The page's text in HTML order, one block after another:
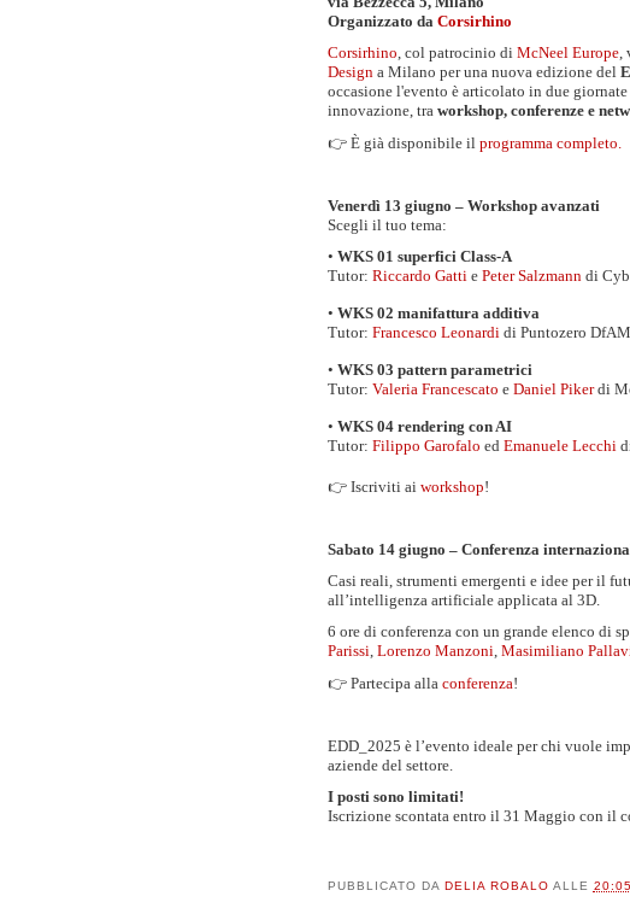
Organizzato da Corsirhino
Corsirhino , col patrocinio di McNeel Europe
Design a Milano per una nuova edizione del
occasione l'evento è articolato in due
innovazione, tra workshop, conferenze e
👉 È già disponibile il programma completo.
Venerdì 13 giugno – Workshop avanzati
Scegli il tuo tema:
• WKS 01 superfici Class-A
Tutor: Riccardo Gatti e Peter Salzmann di
• WKS 02 manifattura additiva
Tutor: Francesco Leonardi di Puntozero DfAM
• WKS 03 pattern parametrici
Tutor: Valeria Francescato e Daniel Pikerdi
• WKS 04 rendering con AI
Tutor: Filippo Garofalo ed Emanuele Lecchi
👉 Iscriviti ai workshop!
Sabato 14 giugno – Conferenza
Casi reali, strumenti emergenti e idee per il
all’intelligenza artificiale applicata al 3D.
6 ore di conferenza con un grande elenco di
Parissi Lorenzo Manzoni Masimiliano
👉 Partecipa alla conferenza!
EDD_2025 è l’evento ideale per chi vuole
aziende del settore.
I posti sono limitati!
Iscrizione scontata entro il 31 Maggio con il
PUBBLICATO DA DELIA ROBALO ALLE 20:05